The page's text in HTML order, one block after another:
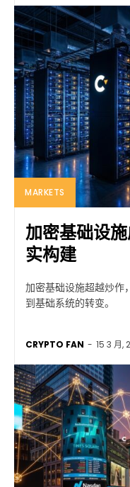
MARKETS
加密基础设
实构建
加密基础设施超越炒作
到基础系统的转变。
CRYPTO FAN - 15 3 月,